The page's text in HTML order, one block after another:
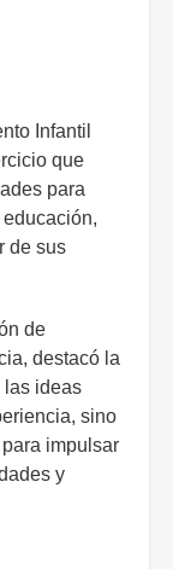
Infantil
que
para
de sus
de
destacó la
las ideas
sino
impulsar
y